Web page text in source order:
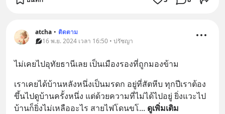
atcha • ติดตาม
16 พ.ย. 2024 เวลา 16:50 • ปรัชญา
ไม่เคยไปอุทัยธานีเลย เป็นเมืองรองที่ถูกมองข้าม
เราเคยได้บ้านหลังหนึ่งเป็นมรดก อยู่ที่สัตหีบ ทุกปีเราต้อง
ขึ้นไปดูบ้านครั้งหนึ่ง แต่ด้วยความที่ไม่ได้ไปอยู่ ยิ่งแวะไป
บ้านก็ยิ่งไม่เหลืออะไร สายไฟโดนขโ... ดูเพิ่มเติม